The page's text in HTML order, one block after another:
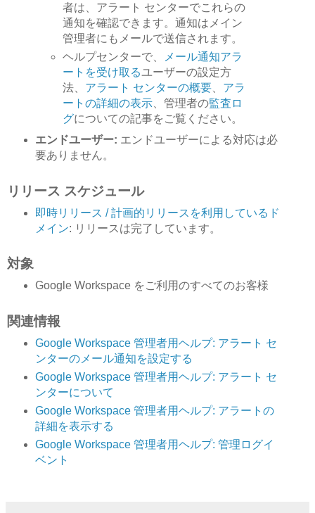
者は、アラート センターでこれらの
通知を確認できます。通知はメイン
管理者にもメールで送信されます。
ヘルプセンターで、
メール通知アラ
ートを受け取るユーザーの設定方
法、 アラート センターの概要
アラ
ートの詳細の表示 、管理者の監査ロ
グについての記事をご覧ください。
エンドユーザー: エンドユーザーによる対応は必
要ありません。
リリース スケジュール
即時リリース / 計画的リリースを利用しているド
メイン: リリースは完了しています。
対象
Google Workspace をご利用のすべてのお客様
関連情報
Google Workspace 管理者用ヘルプ: アラート セ
ンターのメール通知を設定する
Google Workspace 管理者用ヘルプ: アラート セ
ンターについて
Google Workspace 管理者用ヘルプ: アラートの
詳細を表示する
Google Workspace 管理者用ヘルプ: 管理ログイ
ベント